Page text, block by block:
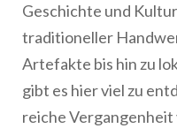
Geschichte und
traditioneller
Artefakte bis hin zu
gibt es hier viel zu
reiche Vergangenheit